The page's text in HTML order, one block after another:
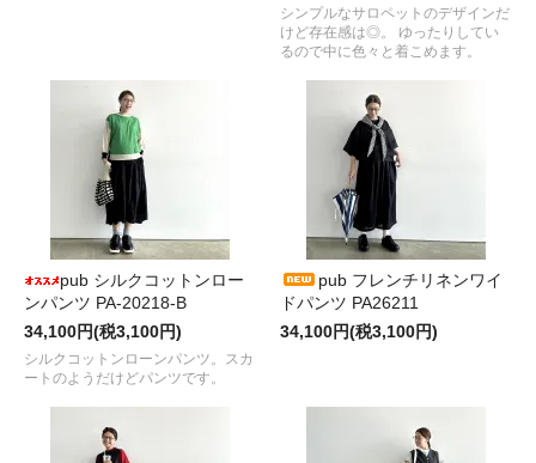
シンプルなサロペットのデザインだ
けど存在感は◎。 ゆったりしてい
るので中に色々と着こめます。
pub シルクコットンロー
ンパンツ PA-20218-B
34,100円(税3,100円)
シルクコットンローンパンツ。スカ
ートのようだけどパンツです。
pub フレンチリネンワイ
ドパンツ PA26211
34,100円(税3,100円)